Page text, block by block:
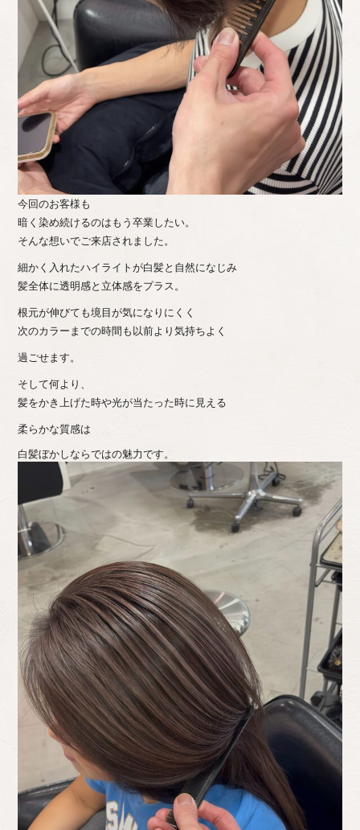
今回のお客様も
暗く染め続けるのはもう卒業したい。
そんな想いでご来店されました。
細かく入れたハイライトが白髪と自然になじみ
髪全体に透明感と立体感をプラス。
根元が伸びても境目が気になりにくく
次のカラーまでの時間も以前より気持ちよく
過ごせます。
そして何より、
髪をかき上げた時や光が当たった時に見える
柔らかな質感は
白髪ぼかしならではの魅力です。